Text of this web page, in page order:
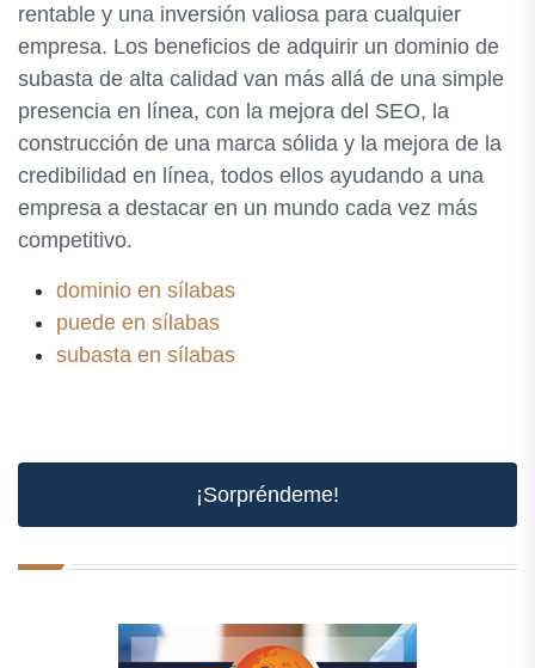
rentable y una inversión valiosa para cualquier
empresa. Los beneficios de adquirir un dominio de
subasta de alta calidad van más allá de una simple
presencia en línea, con la mejora del SEO, la
construcción de una marca sólida y la mejora de la
credibilidad en línea, todos ellos ayudando a una
empresa a destacar en un mundo cada vez más
competitivo.
dominio en sílabas
puede en sílabas
subasta en sílabas
¡Sorpréndeme!